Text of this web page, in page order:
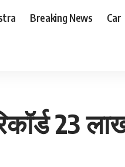
Breaking News Car
23